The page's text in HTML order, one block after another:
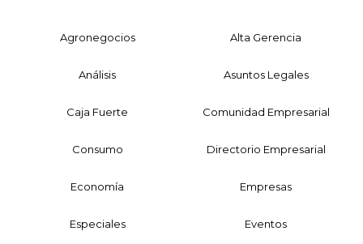
Agronegocios Alta Gerencia
Análisis Asuntos Legales
Caja Fuerte Comunidad Empresarial
Consumo Directorio Empresarial
Economía Empresas
Especiales Eventos